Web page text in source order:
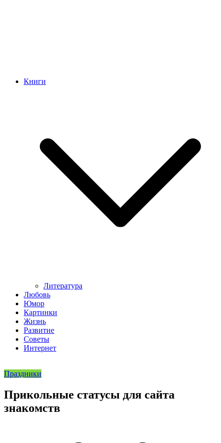
Книги
Литература
Любовь
Юмор
Картинки
Жизнь
Развитие
Советы
Интернет
Праздники
Прикольные статусы для сайта
знакомств